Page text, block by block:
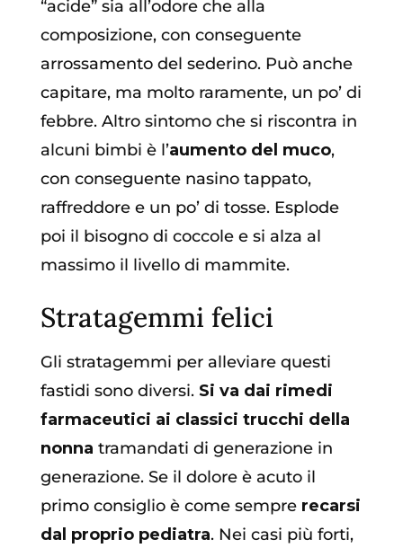
“acide” sia all’odore che alla
composizione, con conseguente
arrossamento del sederino. Può anche
capitare, ma molto raramente, un po’ di
febbre. Altro sintomo che si riscontra in
alcuni bimbi è l’aumento del muco,
con conseguente nasino tappato,
raffreddore e un po’ di tosse. Esplode
poi il bisogno di coccole e si alza al
massimo il livello di mammite.
Stratagemmi felici
Gli stratagemmi per alleviare questi
fastidi sono diversi. Si va dai rimedi
farmaceutici ai classici trucchi della
nonna tramandati di generazione in
generazione. Se il dolore è acuto il
primo consiglio è come sempre recarsi
dal proprio pediatra. Nei casi più forti,